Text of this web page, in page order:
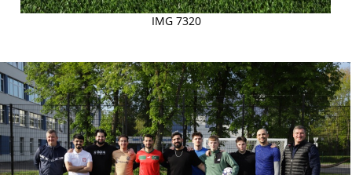
IMG 7320